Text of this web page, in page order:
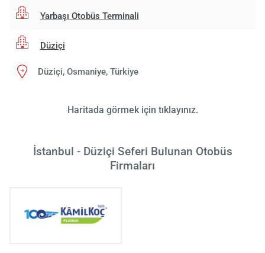
Yarbaşı Otobüs Terminali
Düziçi
Düziçi, Osmaniye, Türkiye
Haritada görmek için tıklayınız.
İstanbul - Düziçi Seferi Bulunan Otobüs
Firmaları